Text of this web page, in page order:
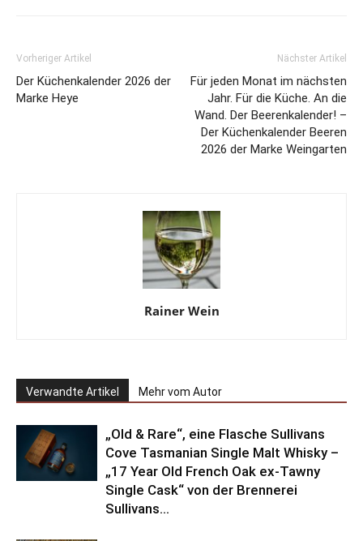
Vorheriger Artikel
Der Küchenkalender 2026 der
Marke Heye
Nächster Artikel
Für jeden Monat im nächsten
Jahr. Für die Küche. An die
Wand. Der Beerenkalender! –
Der Küchenkalender Beeren
2026 der Marke Weingarten
Rainer Wein
Verwandte Artikel Mehr vom Autor
„Old & Rare“, eine Flasche Sullivans
Cove Tasmanian Single Malt Whisky –
„17 Year Old French Oak ex-Tawny
Single Cask“ von der Brennerei
Sullivans...